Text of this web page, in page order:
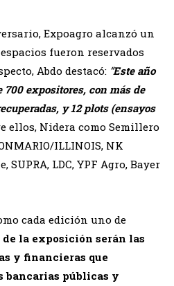
Expoagro alcanzó un
fueron reservados
Abdo destacó: “Este año
expositores, con más de
y 12 plots (ensayos
ellos, Nidera como Semillero
ILLINOIS, NK
SUPRA, LDC, YPF Agro, Bayer
cada edición uno de
la exposición serán las
y financieras que
bancarias públicas y